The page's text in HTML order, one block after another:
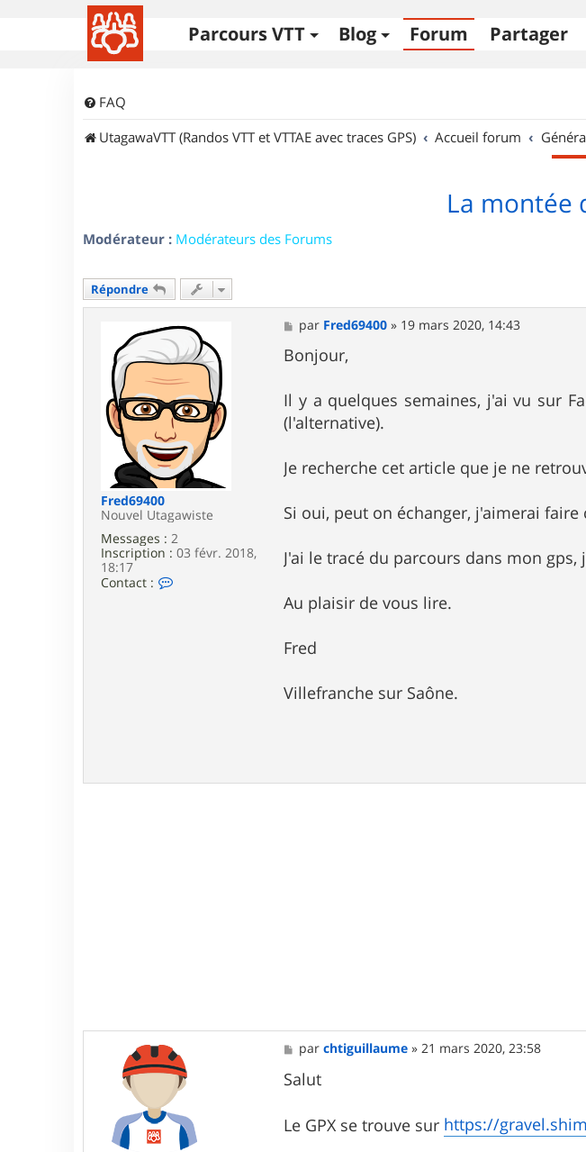
Parcours VTT Blog Forum Partager
FAQ
UtagawaVTT (Randos VTT et VTTAE avec traces GPS)
Accueil forum
La montée
Modérateur : Modérateurs des Forums
Répondre
Fred69400
Nouvel Utagawiste
Messages : 2
Inscription : 03 févr. 2018,
18:17
Contact :
9
M
e
s
s
g
e
par Fred69400 » 19 mars 2020, 14:43
Bonjour,
Il y a quelques semaines, j'ai vu sur
(l'alternative).
Je recherche cet article que je ne
Si oui, peut on échanger, j'aimerai faire
J'ai le tracé du parcours dans mon
Au plaisir de vous lire.
Fred
Villefranche sur Saône.
M
e
s
s
g
e
parchtiguillaume »21 mars 2020, 23:58
Salut
Le GPX se trouve sur https://